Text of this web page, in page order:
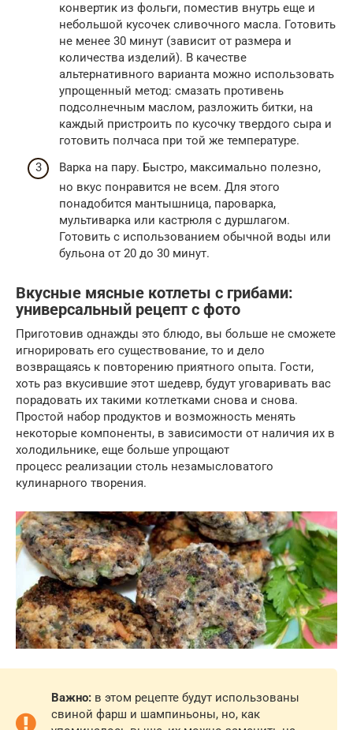
конвертик из фольги, поместив внутрь еще и
небольшой кусочек сливочного масла. Готовить
не менее 30 минут (зависит от размера и
количества изделий). В качестве
альтернативного варианта можно использовать
упрощенный метод: смазать противень
подсолнечным маслом, разложить битки, на
каждый пристроить по кусочку твердого сыра и
готовить полчаса при той же температуре.
Варка на пару. Быстро, максимально полезно,
но вкус понравится не всем. Для этого
понадобится мантышница, пароварка,
мультиварка или кастрюля с дуршлагом.
Готовить с использованием обычной воды или
бульона от 20 до 30 минут.
Вкусные мясные котлеты с грибами:
универсальный рецепт с фото
Приготовив однажды это блюдо, вы больше не сможете
игнорировать его существование, то и дело
возвращаясь к повторению приятного опыта. Гости,
хоть раз вкусившие этот шедевр, будут уговаривать вас
порадовать их такими котлетками снова и снова.
Простой набор продуктов и возможность менять
некоторые компоненты, в зависимости от наличия их в
холодильнике, еще больше упрощают
процесс реализации столь незамысловатого
кулинарного творения.
Важно: в этом рецепте будут использованы
свиной фарш и шампиньоны, но, как